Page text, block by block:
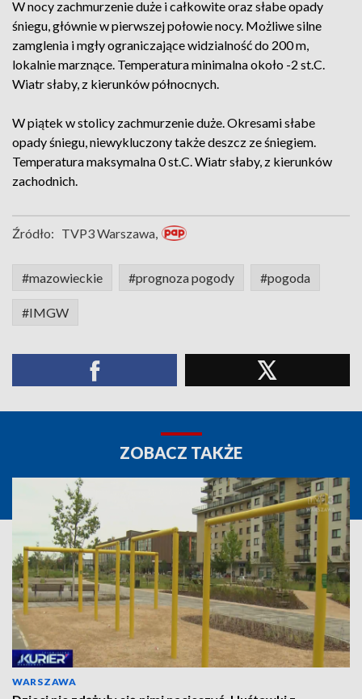
W nocy zachmurzenie duże i całkowite oraz słabe opady
śniegu, głównie w pierwszej połowie nocy. Możliwe silne
zamglenia i mgły ograniczające widzialność do 200 m,
lokalnie marznące. Temperatura minimalna około -2 st.C.
Wiatr słaby, z kierunków północnych.
W piątek w stolicy zachmurzenie duże. Okresami słabe
opady śniegu, niewykluczony także deszcz ze śniegiem.
Temperatura maksymalna 0 st.C. Wiatr słaby, z kierunków
zachodnich.
Źródło: TVP3 Warszawa,
#mazowieckie #prognoza pogody #pogoda
#IMGW
ZOBACZ TAKŻE
WARSZAWA